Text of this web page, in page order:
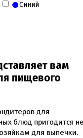
Синий
вам
пищевого
для
блюд пригодится
для выпечки.